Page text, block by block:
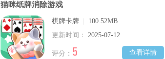
猫咪纸牌消除游戏
棋牌卡牌
100.52MB
更新时间：
2025-07-12
查看详情
评分： 5